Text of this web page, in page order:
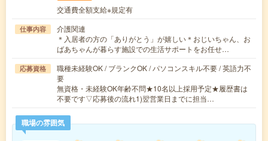
交通費全額支給※規定有
仕事内容
介護関連
＊入居者の方の「ありがとう」が嬉しい＊おじいちゃん、お
ばあちゃんが暮らす施設での生活サポートをお任せ…
応募資格
職種未経験OK / ブランクOK / パソコンスキル不要 / 英語力不
要
無資格・未経験OK年齢不問★10名以上採用予定★履歴書は
不要です▽応募後の流れ1)翌営業日までに担当…
職場の雰囲気